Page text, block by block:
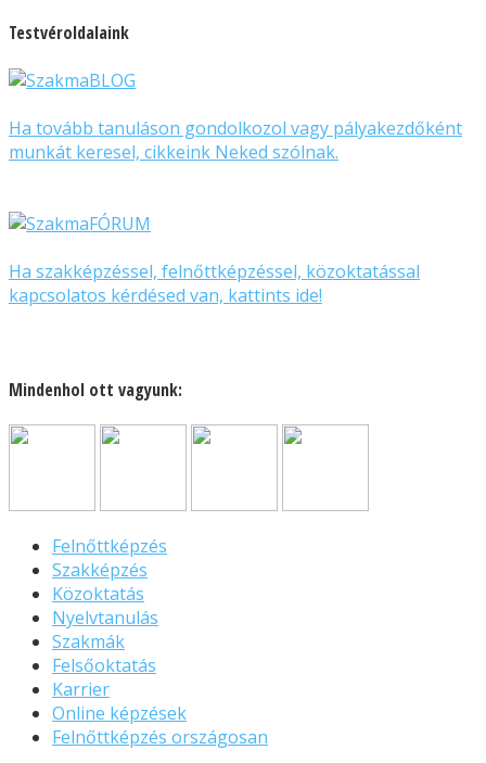
Testvéroldalaink
Ha tovább tanuláson gondolkozol vagy pályakezdőként
munkát keresel, cikkeink Neked szólnak.
Ha szakképzéssel, felnőttképzéssel, közoktatással
kapcsolatos kérdésed van, kattints ide!
Mindenhol ott vagyunk:
Felnőttképzés
Szakképzés
Közoktatás
Nyelvtanulás
Szakmák
Felsőoktatás
Karrier
Online képzések
Felnőttképzés országosan